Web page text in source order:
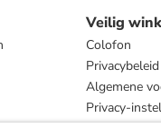
Veilig
Colofon
Privacybeleid
Algemene
Privacy-
Compliance